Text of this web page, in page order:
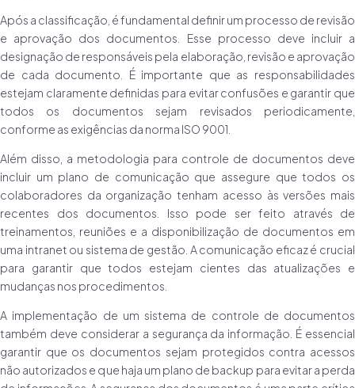
Após a classificação, é fundamental definir um processo de revisão
e aprovação dos documentos. Esse processo deve incluir a
designação de responsáveis pela elaboração, revisão e aprovação
de cada documento. É importante que as responsabilidades
estejam claramente definidas para evitar confusões e garantir que
todos os documentos sejam revisados periodicamente,
conforme as exigências da norma ISO 9001.
Além disso, a metodologia para controle de documentos deve
incluir um plano de comunicação que assegure que todos os
colaboradores da organização tenham acesso às versões mais
recentes dos documentos. Isso pode ser feito através de
treinamentos, reuniões e a disponibilização de documentos em
uma intranet ou sistema de gestão. A comunicação eficaz é crucial
para garantir que todos estejam cientes das atualizações e
mudanças nos procedimentos.
A implementação de um sistema de controle de documentos
também deve considerar a segurança da informação. É essencial
garantir que os documentos sejam protegidos contra acessos
não autorizados e que haja um plano de backup para evitar a perda